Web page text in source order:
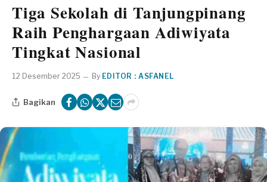
Tiga Sekolah di Tanjungpinang
Raih Penghargaan Adiwiyata
Tingkat Nasional
12 Desember 2025 By EDITOR : ASFANEL
Bagikan